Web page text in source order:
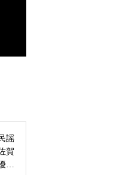
謡
賀
秀